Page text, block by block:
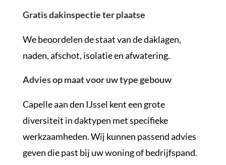
Gratis dakinspectie ter plaatse
We beoordelen de staat van de daklagen,
naden, afschot, isolatie en afwatering.
Advies op maat voor uw type gebouw
Capelle aan den IJssel kent een grote
diversiteit in daktypen met specifieke
werkzaamheden. Wij kunnen passend advies
geven die past bij uw woning of bedrijfspand.